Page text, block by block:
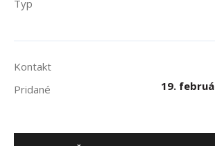
Typ
Kontakt
Pridané
19.